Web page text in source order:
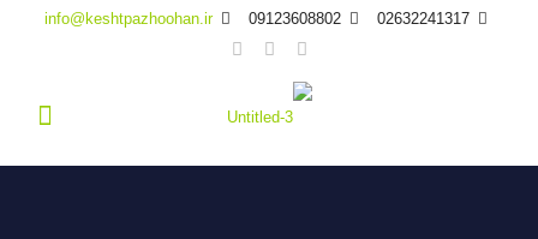
02632241317
09123608802
info@keshtpazhoohan.ir